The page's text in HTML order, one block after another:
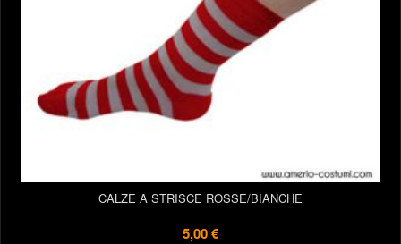
CALZE A STRISCE ROSSE/BIANCHE
5,00 €